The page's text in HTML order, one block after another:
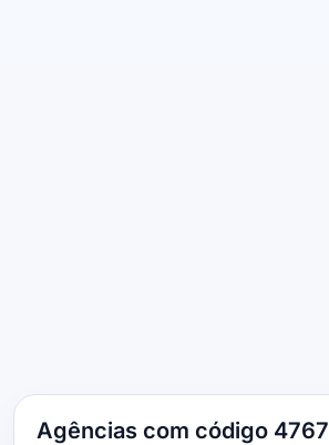
Agências com código 4767